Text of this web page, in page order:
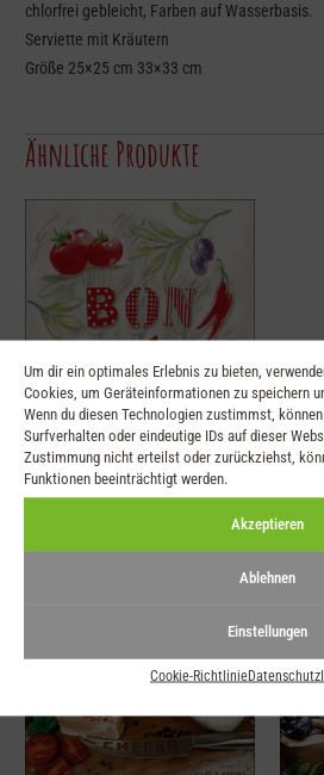
Um dir ein optimales Erlebnis zu bieten,
Cookies, um Geräteinformationen zu speichern
Wenn du diesen Technologien zustimmst,
Surfverhalten oder eindeutige IDs auf dieser
Zustimmung nicht erteilst oder zurückziehst,
Funktionen beeinträchtigt werden.
Akzeptieren
Ablehnen
Einstellungen
Cookie-RichtlinieDatenschutz
chlorfrei gebleicht, Farben auf Wasserbasis.
Serviette mit Kräutern
Größe 25×25 cm 33×33 cm
Ähnliche Produkte
Serviette Bon Appetit
33×33